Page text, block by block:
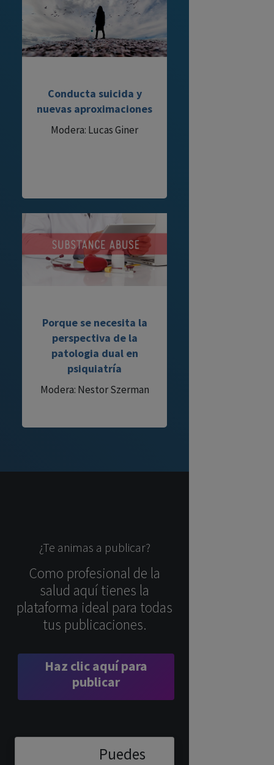
Conducta suicida y
nuevas aproximaciones
Modera: Lucas Giner
Porque se necesita la
perspectiva de la
patologia dual en
psiquiatría
Modera: Nestor Szerman
¿Te animas a publicar?
Como profesional de la
salud aquí tienes la
plataforma ideal para todas
tus publicaciones.
Haz clic aquí para
publicar
Puedes